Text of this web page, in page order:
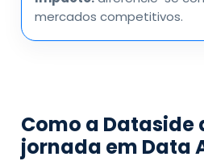
mercados competitivos.
Como a Dataside
jornada em Data